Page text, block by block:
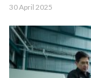
30 April 2025